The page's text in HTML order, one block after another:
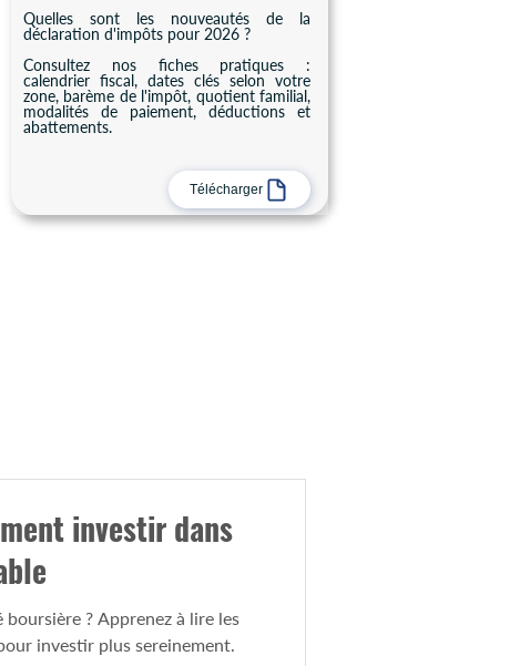
Quelles sont les nouveautés de la
déclaration d'impôts pour 2026 ?
Consultez nos fiches pratiques :
calendrier fiscal, dates clés selon votre
zone, barème de l'impôt, quotient familial,
modalités de paiement, déductions et
abattements.
Télécharger
investir dans
? Apprenez à lire les
investir plus sereinement.